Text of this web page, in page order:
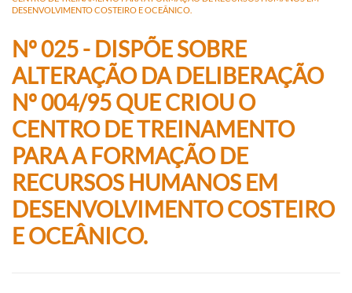
DESENVOLVIMENTO COSTEIRO E OCEÂNICO.
Nº 025 - DISPÕE SOBRE
ALTERAÇÃO DA DELIBERAÇÃO
Nº 004/95 QUE CRIOU O
CENTRO DE TREINAMENTO
PARA A FORMAÇÃO DE
RECURSOS HUMANOS EM
DESENVOLVIMENTO COSTEIRO
E OCEÂNICO.